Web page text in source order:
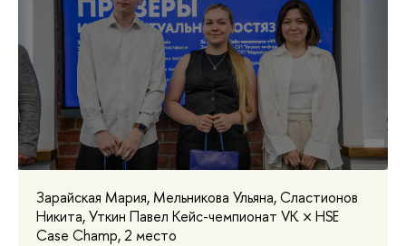
Зарайская Мария, Мельникова Ульяна, Сластионов
Никита, Уткин Павел Кейс-чемпионат VK × HSE
Case Champ, 2 место